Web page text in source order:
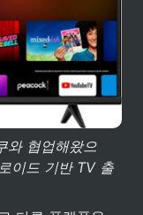
와 협업해왔으
이드 기반 TV 출